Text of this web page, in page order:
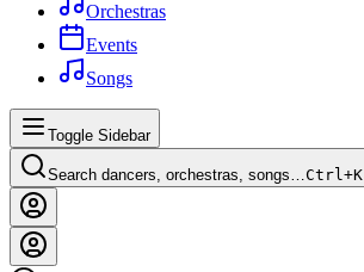
Orchestras
Events
Songs
Toggle Sidebar
Search dancers, orchestras, songs…Ctrl+K